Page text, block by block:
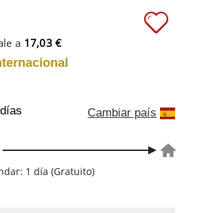
a 17,03 €
Cambiar país
1 día (Gratuito)